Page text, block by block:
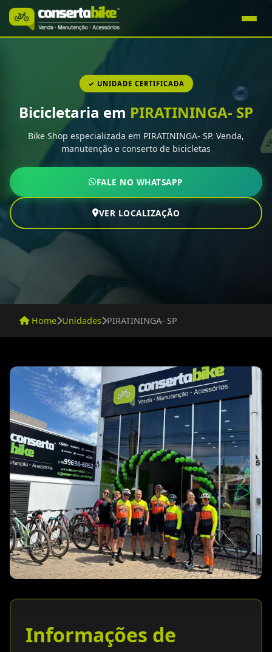
✓ UNIDADE CERTIFICADA
Bicicletaria em PIRATININGA- SP
Bike Shop especializada em PIRATININGA- SP. Venda,
manutenção e conserto de bicicletas
FALE NO WHATSAPP
VER LOCALIZAÇÃO
Home Unidades PIRATININGA- SP
Informações de